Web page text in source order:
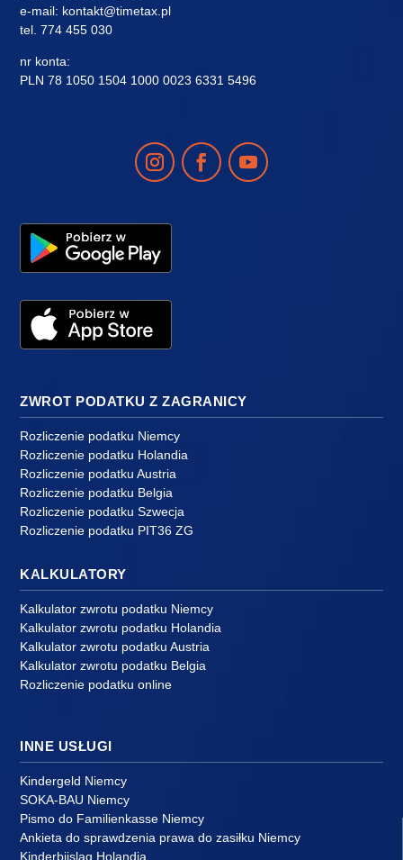
e-mail: kontakt@timetax.pl
tel.774 455 030
nr konta:
PLN 78 1050 1504 1000 0023 6331 5496
ZWROT PODATKU Z ZAGRANICY
Rozliczenie podatku Niemcy
Rozliczenie podatku Holandia
Rozliczenie podatku Austria
Rozliczenie podatku Belgia
Rozliczenie podatku Szwecja
Rozliczenie podatku PIT36 ZG
KALKULATORY
Kalkulator zwrotu podatku Niemcy
Kalkulator zwrotu podatku Holandia
Kalkulator zwrotu podatku Austria
Kalkulator zwrotu podatku Belgia
Rozliczenie podatku online
INNE USŁUGI
Kindergeld Niemcy
SOKA-BAU Niemcy
Pismo do Familienkasse Niemcy
Ankieta do sprawdzenia prawa do zasiłku Niemcy
Kinderbijslag Holandia